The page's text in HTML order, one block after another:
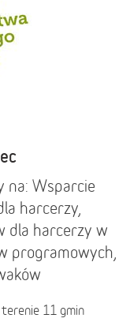
na: Wsparcie
harcerzy,
dla harcerzy w
programowych,
terenie 11 gmin